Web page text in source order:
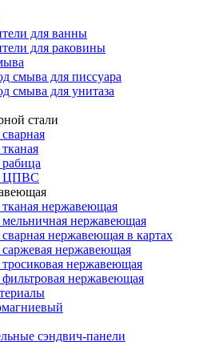
для ванны
для раковины
смыва для писсуара
смыва для унитаза
стали
ЦПВС
тканая нержавеющая
мельничная нержавеющая
нержавеющая в картах
саржевая нержавеющая
тросиковая нержавеющая
фильтровая нержавеющая
сэндвич-панели